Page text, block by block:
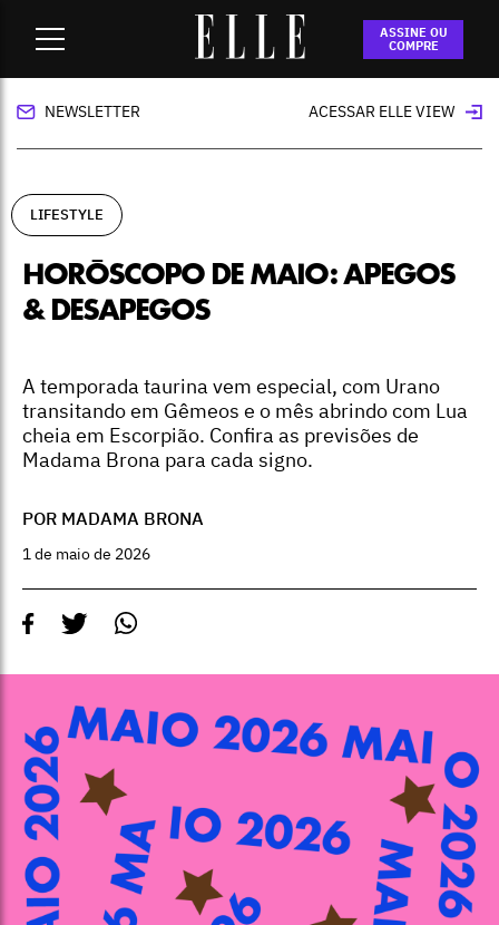
ASSINE OU
COMPRE
Horóscopo de maio: apegos & desapegos
NEWSLETTER ACESSAR ELLE VIEW
LIFESTYLE
HORÓSCOPO DE MAIO: APEGOS
& DESAPEGOS
A temporada taurina vem especial, com Urano
transitando em Gêmeos e o mês abrindo com Lua
cheia em Escorpião. Confira as previsões de
Madama Brona para cada signo.
POR MADAMA BRONA
1 de maio de 2026